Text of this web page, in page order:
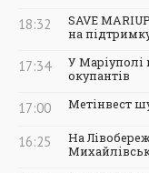
18:32
SAVE
на
17:34
У Маріуполі
окупантів
17:00 Метінвест
16:25
На